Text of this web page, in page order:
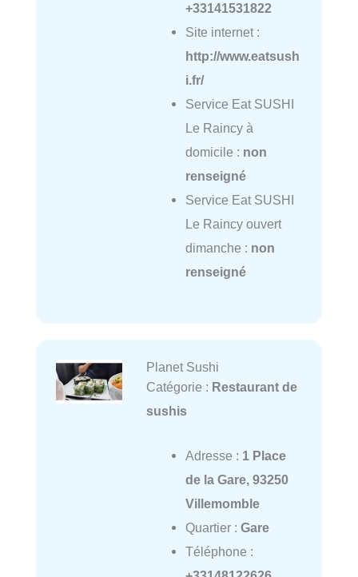
+33141531822
Site internet :
http://www.eatsush
i.fr/
Service Eat SUSHI
Le Raincy à
domicile : non
renseigné
Service Eat SUSHI
Le Raincy ouvert
dimanche : non
renseigné
Planet Sushi
Catégorie : Restaurant de
sushis
Adresse : 1 Place
de la Gare, 93250
Villemomble
Quartier : Gare
Téléphone :